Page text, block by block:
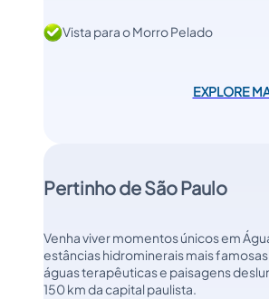
Vista para o Morro Pelado
EXPLORE
Pertinho de São Paulo
Venha viver momentos únicos em
estâncias hidrominerais mais
águas terapêuticas e paisagens
150 km da capital paulista.